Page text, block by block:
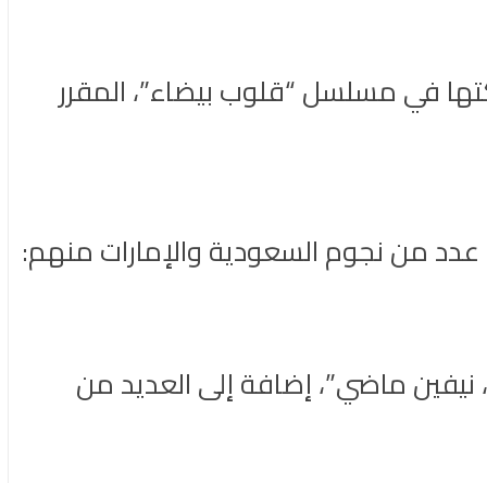
في مسلسل “قلوب بيضاء”، المقرر
من نجوم السعودية والإمارات منهم:
ماضي”، إضافة إلى العديد من